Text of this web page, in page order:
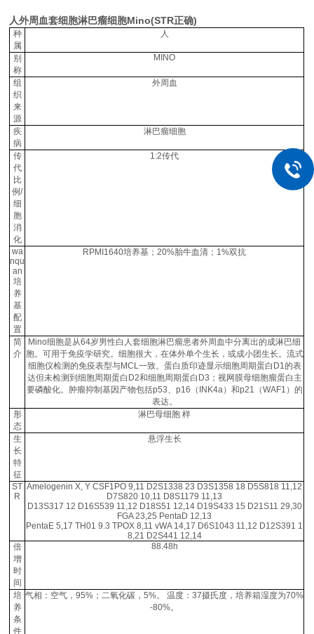
人外周血套细胞淋巴瘤细胞Mino(STR正确)
种
属
人
别
称
MINO
组
织
来
源
外周血
疾
病
淋巴瘤细胞
传
代
比
例/
细
胞
消
化
1:2传代
wa
nqu
an
培
养
基
配
置
RPMI1640培养基；20%胎牛血清；1%双抗
简
介
Mino细胞是从64岁男性白人套细胞淋巴瘤患者外周血中分离出的成淋巴细
胞。可用于免疫学研究。细胞很大，在体外单个生长，或成小团生长。流式
细胞仪检测的免疫表型与MCL一致。蛋白质印迹显示细胞周期蛋白D1的表
达但未检测到细胞周期蛋白D2和细胞周期蛋白D3；视网膜母细胞瘤蛋白主
要磷酸化。肿瘤抑制基因产物包括p53、p16（INK4a）和p21（WAF1）的
表达。
形
态
淋巴母细胞‍ 样
生
长
特
征
悬浮生长
ST
R
Amelogenin X, Y CSF1PO 9,11 D2S1338 23 D3S1358 18 D5S818 11,12
D7S820 10,11 D8S1179 11,13
D13S317 12 D16S539 11,12 D18S51 12,14 D19S433 15 D21S11 29,30
FGA 23,25 PentaD 12,13
PentaE 5,17 TH01 9.3 TPOX 8,11 vWA 14,17 D6S1043 11,12 D12S391 1
8,21 D2S441 12,14
倍
增
时
间
88.48h
培
养
条
件
气相：空气，95%；二氧化碳，5%。 温度：37摄氏度，培养箱湿度为70%
-80%。